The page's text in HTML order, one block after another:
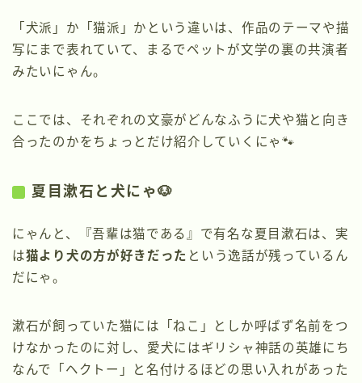
「犬派」か「猫派」かという違いは、作品のテーマや描
写にまで表れていて、まるでペットが文学の裏の共演者
みたいにゃん。
ここでは、それぞれの文豪がどんなふうに犬や猫と向き
合ったのかをちょっとだけ紹介していくにゃ🐾
夏目漱石と犬にゃ🐶
にゃんと、『吾輩は猫である』で有名な夏目漱石は、実
は猫より犬の方が好きだった という逸話が残っているん
だにゃ。
漱石が飼っていた猫には「ねこ」としか呼ばず名前をつ
けなかったのに対し、愛犬にはギリシャ神話の英雄にち
なんで「ヘクトー」と名付けるほどの思い入れがあった